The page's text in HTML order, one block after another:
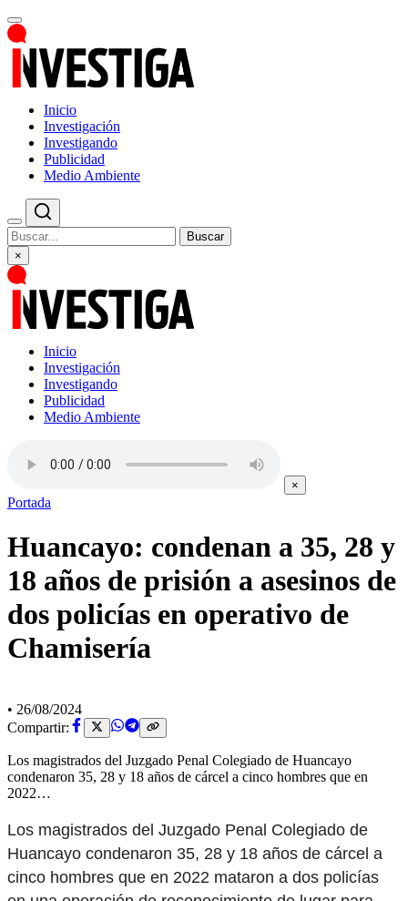
Inicio
Investigación
Investigando
Publicidad
Medio Ambiente
Buscar
×
Inicio
Investigación
Investigando
Publicidad
Medio Ambiente
×
Portada
Huancayo: condenan a 35, 28 y
18 años de prisión a asesinos de
dos policías en operativo de
Chamisería
• 26/08/2024
Compartir:
Los magistrados del Juzgado Penal Colegiado de Huancayo
condenaron 35, 28 y 18 años de cárcel a cinco hombres que en
2022…
Los magistrados del Juzgado Penal Colegiado de
Huancayo condenaron 35, 28 y 18 años de cárcel a
cinco hombres que en 2022 mataron a dos policías